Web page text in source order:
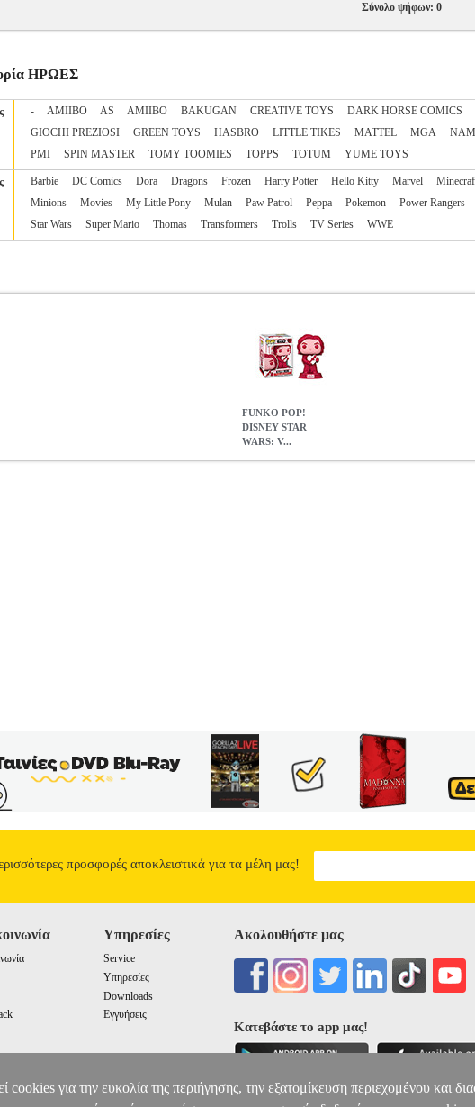
Σύνολο ψήφων: 0
ΗΡΩΕΣ
- AMIIBO AS AΜΙΙΒΟ BAKUGAN CREATIVE TOYS DARK HORSE COMICS
GIOCHI PREZIOSI
GREEN TOYS HASBRO LITTLE TIKES MATTEL MGA
PMI
SPIN MASTER TOMY TOOMIES TOPPS TOTUM YUME TOYS
Barbie DC Comics Dora Dragons Frozen Harry Potter Hello Kitty Marvel
Minions
Movies My Little Pony Mulan Paw Patrol Peppa Pokemon Power Rangers
Star Wars
Super Mario Thomas Transformers Trolls TV Series WWE
FUNKO POP!
DISNEY STAR
WARS: V...
προσφορές αποκλειστικά για τα μέλη μας!
Υπηρεσίες
Service
Υπηρεσίες
Downloads
Εγγυήσεις
Ακολουθήστε μας
Κατεβάστε το app μας!
cookies για την ευκολία της περιήγησης, την εξατομίκευση περιεχομένου και